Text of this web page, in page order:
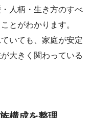
人柄・生き方のすべ
とがわかります。
いても、家庭が安定
大きく関わっている